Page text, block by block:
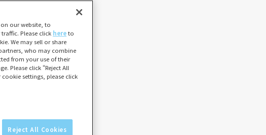
our website, to
Please click hereto
We may sell or share
who may combine
from your use of their
Please click “Reject All
settings, please click
Reject All Cookies